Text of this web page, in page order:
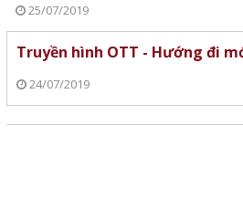
25/07/2019
Truyền hình OTT - Hướng đi
24/07/2019